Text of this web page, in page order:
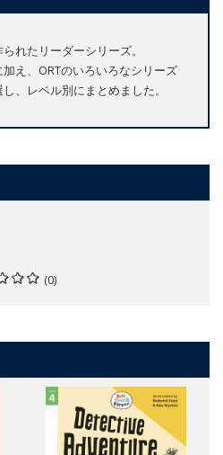
れたリーダーシリーズ。
え、ORTのいろいろなシリーズ
、レベル別にまとめました。
(0)